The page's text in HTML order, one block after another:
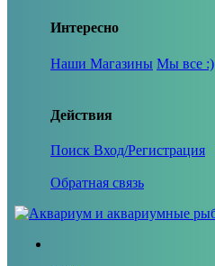
Интересно
Наши Магазины Мы все :)
Действия
Поиск Вход/Регистрация
Обратная связь